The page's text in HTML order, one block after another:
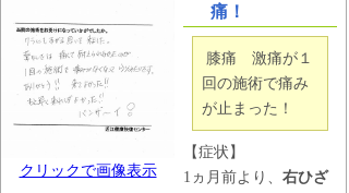
クリックで画像表示
痛！
膝痛 激痛が１
回の施術で痛み
が止まった！
【症状】
1ヵ月前より、 右ひざ